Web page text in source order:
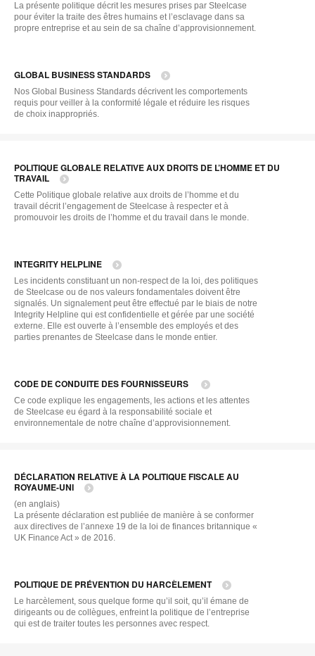
La présente politique décrit les mesures prises par Steelcase
pour éviter la traite des êtres humains et l’esclavage dans sa
propre entreprise et au sein de sa chaîne d’approvisionnement.
GLOBAL BUSINESS STANDARDS
Nos Global Business Standards décrivent les comportements
requis pour veiller à la conformité légale et réduire les risques
de choix inappropriés.
POLITIQUE GLOBALE RELATIVE AUX DROITS DE L’HOMME ET DU
TRAVAIL
Cette Politique globale relative aux droits de l’homme et du
travail décrit l’engagement de Steelcase à respecter et à
promouvoir les droits de l’homme et du travail dans le monde.
INTEGRITY HELPLINE
Les incidents constituant un non-respect de la loi, des politiques
de Steelcase ou de nos valeurs fondamentales doivent être
signalés. Un signalement peut être effectué par le biais de notre
Integrity Helpline qui est confidentielle et gérée par une société
externe. Elle est ouverte à l’ensemble des employés et des
parties prenantes de Steelcase dans le monde entier.
CODE DE CONDUITE DES FOURNISSEURS
Ce code explique les engagements, les actions et les attentes
de Steelcase eu égard à la responsabilité sociale et
environnementale de notre chaîne d’approvisionnement.
DÉCLARATION RELATIVE À LA POLITIQUE FISCALE AU
ROYAUME-UNI
(en anglais)
La présente déclaration est publiée de manière à se conformer
aux directives de l’annexe 19 de la loi de finances britannique «
UK Finance Act » de 2016.
POLITIQUE DE PRÉVENTION DU HARCÈLEMENT
Le harcèlement, sous quelque forme qu’il soit, qu’il émane de
dirigeants ou de collègues, enfreint la politique de l’entreprise
qui est de traiter toutes les personnes avec respect.